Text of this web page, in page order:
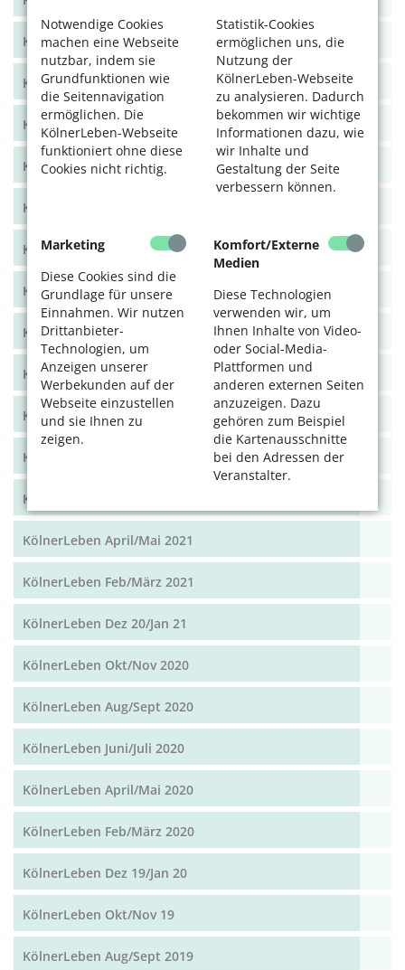
Notwendige Cookies
machen eine Webseite
nutzbar, indem sie
Grundfunktionen wie
die Seitennavigation
ermöglichen. Die
KölnerLeben-Webseite
funktioniert ohne diese
Cookies nicht richtig.
Statistik-Cookies
ermöglichen uns, die
Nutzung der
KölnerLeben-Webseite
zu analysieren. Dadurch
bekommen wir wichtige
Informationen dazu, wie
wir Inhalte und
Gestaltung der Seite
verbessern können.
Marketing
Diese Cookies sind die
Grundlage für unsere
Einnahmen. Wir nutzen
Drittanbieter-
Technologien, um
Anzeigen unserer
Werbekunden auf der
Webseite einzustellen
und sie Ihnen zu
zeigen.
Komfort/Externe
Medien
Diese Technologien
verwenden wir, um
Ihnen Inhalte von Video-
oder Social-Media-
Plattformen und
anderen externen Seiten
anzuzeigen. Dazu
gehören zum Beispiel
die Kartenausschnitte
bei den Adressen der
Veranstalter.
KölnerLeben April/Mai 2023
KölnerLeben Feb/März 2023
KölnerLeben Dez 22/Jan 23
KölnerLeben Okt/Nov 2022
KölnerLeben Aug/Sept 2022
KölnerLeben Juni/Juli 2022
KölnerLeben April/Mai 2022
KölnerLeben Feb/März 2022
KölnerLeben Dez 21/Jan 22
KölnerLeben Okt/Nov 2021
KölnerLeben Aug/Sept 2021
KölnerLeben Juni/Juli 2021
KölnerLeben April/Mai 2021
KölnerLeben Feb/März 2021
KölnerLeben Dez 20/Jan 21
KölnerLeben Okt/Nov 2020
KölnerLeben Aug/Sept 2020
KölnerLeben Juni/Juli 2020
KölnerLeben April/Mai 2020
KölnerLeben Feb/März 2020
KölnerLeben Dez 19/Jan 20
KölnerLeben Okt/Nov 19
KölnerLeben Aug/Sept 2019